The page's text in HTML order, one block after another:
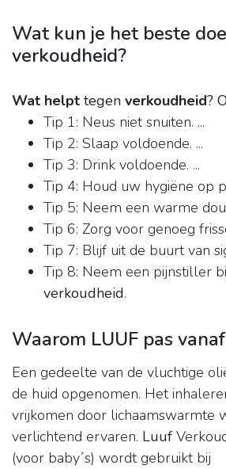
Wat kun je het beste
verkoudheid?
Wat helpt tegen verkoudheid?
Tip 1: Neus niet snuiten. ...
Tip 2: Slaap voldoende. ...
Tip 3: Drink voldoende. ...
Tip 4: Houd uw hygiëne op
Tip 5: Neem een warme
Tip 6: Zorg voor genoeg
Tip 7: Blijf uit de buurt van
Tip 8: Neem een pijnstiller
verkoudheid.
Waarom LUUF pas
Een gedeelte van de vluchtige
de huid opgenomen. Het
vrijkomen door lichaamswarmte
verlichtend ervaren. Luuf
(voor baby´s) wordt gebruikt bij